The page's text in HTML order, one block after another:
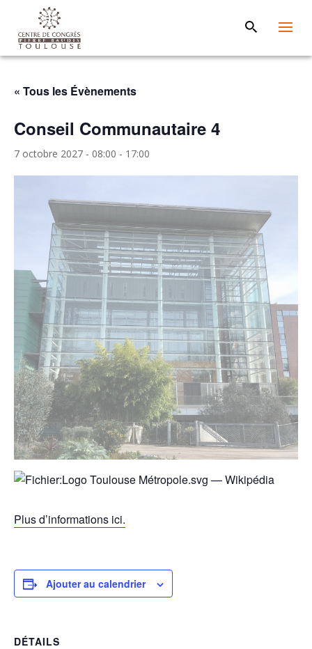
« Tous les Évènements
Conseil Communautaire 4
7 octobre 2027 - 08:00 - 17:00
Plus d’informations ici.
Ajouter au calendrier
DÉTAILS